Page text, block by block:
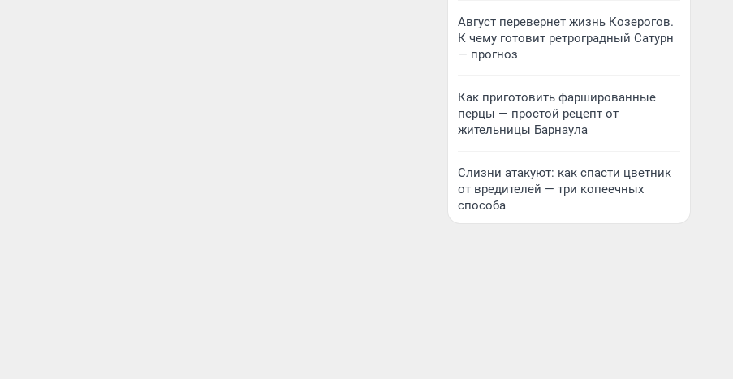
Август перевернет жизнь Козерогов.
К чему готовит ретроградный Сатурн
— прогноз
Как приготовить фаршированные
перцы — простой рецепт от
жительницы Барнаула
Слизни атакуют: как спасти цветник
от вредителей — три копеечных
способа